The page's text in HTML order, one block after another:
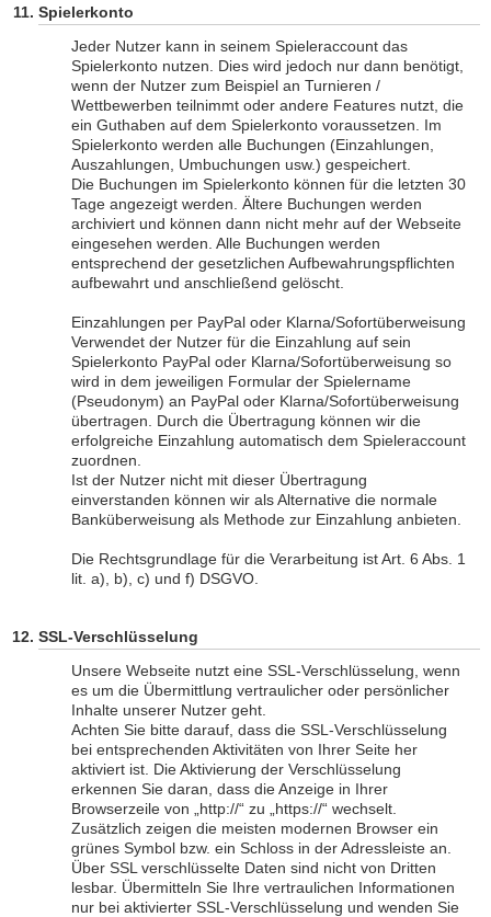
Spielerkonto
Jeder Nutzer kann in seinem Spieleraccount das
Spielerkonto nutzen. Dies wird jedoch nur dann benötigt,
wenn der Nutzer zum Beispiel an Turnieren /
Wettbewerben teilnimmt oder andere Features nutzt, die
ein Guthaben auf dem Spielerkonto voraussetzen. Im
Spielerkonto werden alle Buchungen (Einzahlungen,
Auszahlungen, Umbuchungen usw.) gespeichert.
Die Buchungen im Spielerkonto können für die letzten 30
Tage angezeigt werden. Ältere Buchungen werden
archiviert und können dann nicht mehr auf der Webseite
eingesehen werden. Alle Buchungen werden
entsprechend der gesetzlichen Aufbewahrungspflichten
aufbewahrt und anschließend gelöscht.
Einzahlungen per PayPal oder Klarna/Sofortüberweisung
Verwendet der Nutzer für die Einzahlung auf sein
Spielerkonto PayPal oder Klarna/Sofortüberweisung so
wird in dem jeweiligen Formular der Spielername
(Pseudonym) an PayPal oder Klarna/Sofortüberweisung
übertragen. Durch die Übertragung können wir die
erfolgreiche Einzahlung automatisch dem Spieleraccount
zuordnen.
Ist der Nutzer nicht mit dieser Übertragung
einverstanden können wir als Alternative die normale
Banküberweisung als Methode zur Einzahlung anbieten.
Die Rechtsgrundlage für die Verarbeitung ist Art. 6 Abs. 1
lit. a), b), c) und f) DSGVO.
SSL-Verschlüsselung
Unsere Webseite nutzt eine SSL-Verschlüsselung, wenn
es um die Übermittlung vertraulicher oder persönlicher
Inhalte unserer Nutzer geht.
Achten Sie bitte darauf, dass die SSL-Verschlüsselung
bei entsprechenden Aktivitäten von Ihrer Seite her
aktiviert ist. Die Aktivierung der Verschlüsselung
erkennen Sie daran, dass die Anzeige in Ihrer
Browserzeile von „http://“ zu „https://“ wechselt.
Zusätzlich zeigen die meisten modernen Browser ein
grünes Symbol bzw. ein Schloss in der Adressleiste an.
Über SSL verschlüsselte Daten sind nicht von Dritten
lesbar. Übermitteln Sie Ihre vertraulichen Informationen
nur bei aktivierter SSL-Verschlüsselung und wenden Sie